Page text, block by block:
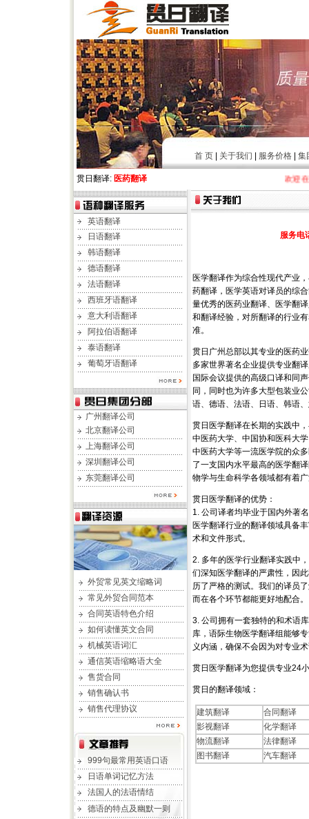
首 页| 关于我们 服务价格| 集
贯日翻译: 医药翻译 欢迎在线
英语翻译
日语翻译
韩语翻译
德语翻译
法语翻译
西班牙语翻译
意大利语翻译
阿拉伯语翻译
泰语翻译
葡萄牙语翻译
广州翻译公司
北京翻译公司
上海翻译公司
深圳翻译公司
东莞翻译公司
外贸常见英文缩略词
常见外贸合同范本
合同英语特色介绍
如何读懂英文合同
机械英语词汇
通信英语缩略语大全
售货合同
销售确认书
销售代理协议
999句最常用英语口语
日语单词记忆方法
法国人的法语情结
德语的特点及幽默一则
服务电
医学翻译作为综合性现代产业
药翻译，医学英语对译员的综
量优秀的医药业翻译、医学翻
和翻译经验，对所翻译的行业
准。
贯日广州总部以其专业的医药
多家世界著名企业提供专业翻
国际会议提供的高级口译和同
同，同时也为许多大型包装业
语、德语、法语、日语、韩语
贯日医学翻译在长期的实践中
中医药大学、中国协和医科大
中医药大学等一流医学院的众
了一支国内水平最高的医学翻
物学与生命科学各领域都有着
贯日医学翻译的优势：
1. 公司译者均毕业于国内外著
医学翻译行业的翻译领域具备
术和文件形式。
2. 多年的医学行业翻译实践中
们深知医学翻译的严肃性，因
历了严格的测试。我们的译员
而在各个环节都能更好地配合。
3. 公司拥有一套独特的和术语
库，语际生物医学翻译组能够
义内涵，确保不会因为对专业
贯日医学翻译为您提供专业24
贯日的翻译领域：
建筑翻译
合同翻译
影视翻译
化学翻译
物流翻译
法律翻译
图书翻译
汽车翻译